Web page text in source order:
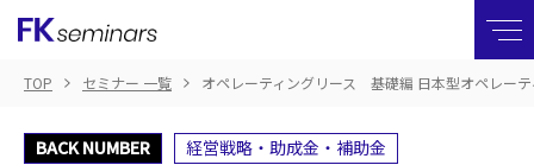
TOP セミナー 一覧 オペレーティングリース 基礎編 日本型オペレー
BACK NUMBER 経営戦略・助成金・補助金